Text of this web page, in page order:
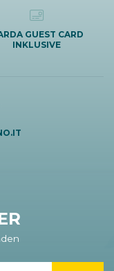
GUEST CARD
INKLUSIVE